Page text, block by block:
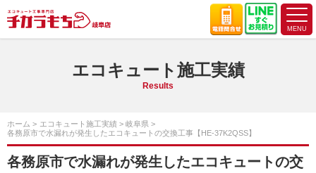
エコキュート施工実績
Results
ホーム エコキュート施工実績
岐阜県
各務原市で水漏れが発生したエコキュートの交換工事【HE-37K2QSS】
各務原市で水漏れが発生したエコキュートの交